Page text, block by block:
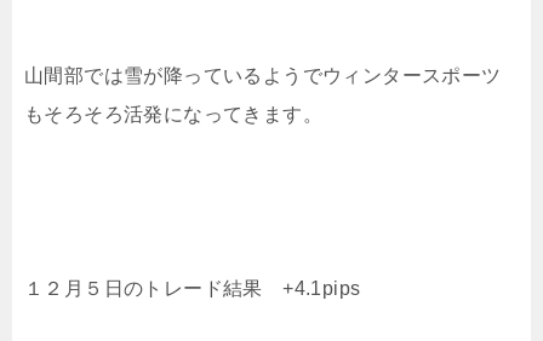
山間部では雪が降っているようでウィンタースポーツ
もそろそろ活発になってきます。
１２月５日のトレード結果 +4.1pips